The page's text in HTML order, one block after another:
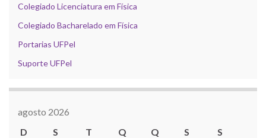
Colegiado Licenciatura em Física
Colegiado Bacharelado em Física
Portarias UFPel
Suporte UFPel
agosto 2026
D
S T Q Q S
S